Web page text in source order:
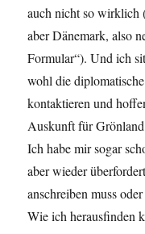
auch nicht so wirklich
aber Dänemark, also
Formular“). Und ich
wohl die
kontaktieren und
Auskunft für
Ich habe mir sogar
aber wieder
anschreiben muss
Wie ich herausfinden